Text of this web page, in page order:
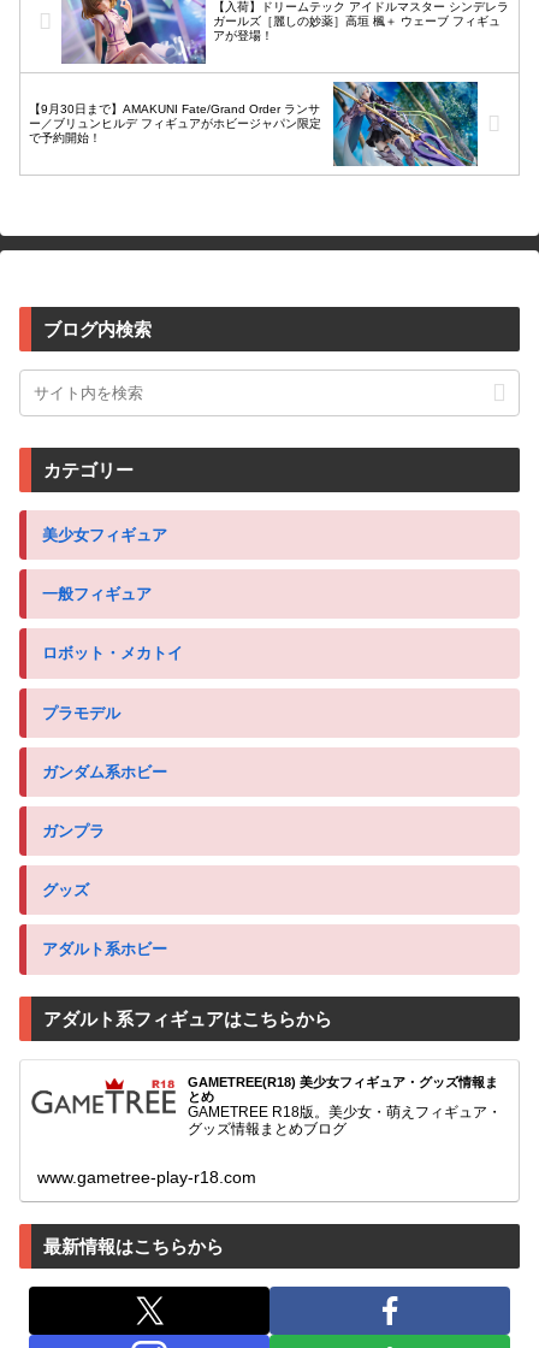
【入荷】ドリームテック アイドルマスター シンデレラ
ガールズ［麗しの妙薬］高垣 楓＋ ウェーブ フィギュ
アが登場！
【9月30日まで】AMAKUNI Fate/Grand Order ランサ
ー／ブリュンヒルデ フィギュアがホビージャパン限定
で予約開始！
ブログ内検索
カテゴリー
美少女フィギュア
一般フィギュア
ロボット・メカトイ
プラモデル
ガンダム系ホビー
ガンプラ
グッズ
アダルト系ホビー
アダルト系フィギュアはこちらから
GAMETREE(R18) 美少女フィギュア・グッズ情報ま
とめ
GAMETREE R18版。美少女・萌えフィギュア・
グッズ情報まとめブログ
www.gametree-play-r18.com
最新情報はこちらから